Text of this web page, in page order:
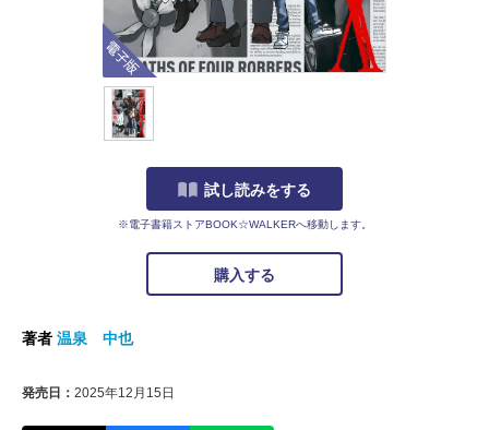
電子版
試し読みをする
※電子書籍ストアBOOK☆WALKERへ移動します。
購入する
著者 温泉 中也
発売日： 2025年12月15日